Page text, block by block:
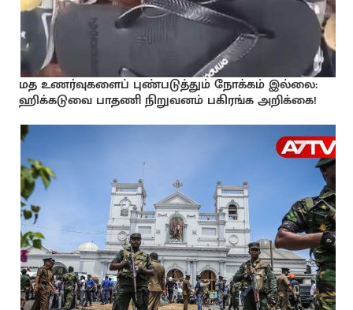
மத உணர்வுகளைப் புண்படுத்தும் நோக்கம் இல்லை:
ஹிக்கடுவை பாதணி நிறுவனம் பகிரங்க அறிக்கை!